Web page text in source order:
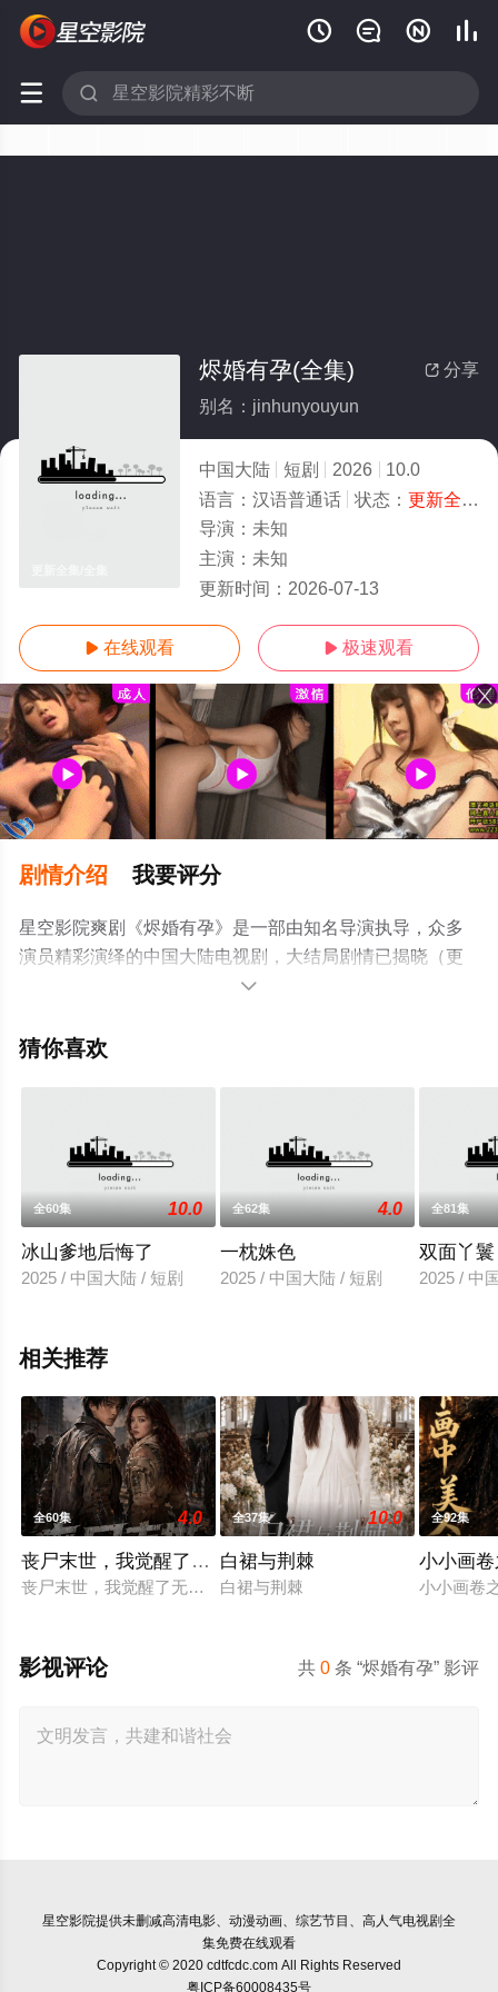
   
 
 分享
烬婚有孕(全集)
别名：jinhunyouyun
中国大陆 短剧 2026
10.0
语言： 汉语普通话 状态： 更新全集
导演： 未知
主演： 未知
更新时间： 2026-07-13
 在线观看  极速观看
剧情介绍 我要评分
星空影院爽剧《烬婚有孕》是一部由知名导演执导，众多
演员精彩演绎的中国大陆电视剧，大结局剧情已揭晓（更
新全集），手机免费观看高清无删减完整版电视剧全集就
或剧情网等平台了解。

猜你喜欢
全60集 10.0
冰山爹地后悔了
2025 / 中国大陆 / 短剧
全62集 4.0
一枕姝色
2025 / 中国大陆 / 短剧
全81集
双面丫鬟
2025 / 中
相关推荐
全60集 4.0
丧尸末世，我觉醒了无限复制异能
丧尸末世，我觉醒了无限复制异能
全37集 10.0
白裙与荆棘
白裙与荆棘
全92集
小小画
小小画卷
共0 条 “烬婚有孕” 影评
影视评论
星空影院提供未删减高清电影、动漫动画、综艺节目、高人气电视剧全
集免费在线观看
Copyright © 2020 cdtfcdc.com All Rights Reserved
粤ICP备60008435号